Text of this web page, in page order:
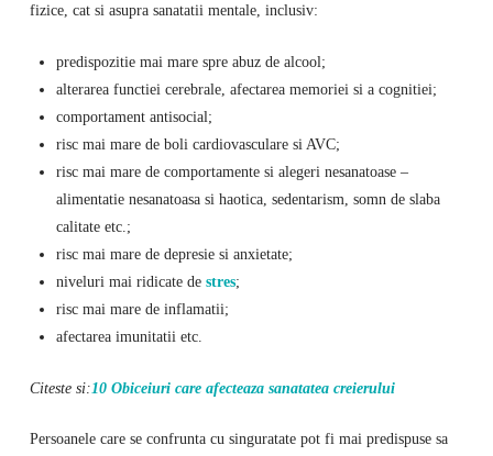
fizice, cat si asupra sanatatii mentale, inclusiv:
predispozitie mai mare spre abuz de alcool;
alterarea functiei cerebrale, afectarea memoriei si a cognitiei;
comportament antisocial;
risc mai mare de boli cardiovasculare si AVC;
risc mai mare de comportamente si alegeri nesanatoase –
alimentatie nesanatoasa si haotica, sedentarism, somn de slaba
calitate etc.;
risc mai mare de depresie si anxietate;
niveluri mai ridicate de stres;
risc mai mare de inflamatii;
afectarea imunitatii etc.
Citeste si:10 Obiceiuri care afecteaza sanatatea creierului
Persoanele care se confrunta cu singuratate pot fi mai predispuse sa